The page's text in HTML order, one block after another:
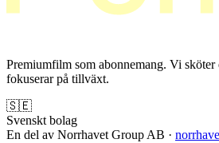
Premiumfilm som abonnemang. Vi
fokuserar på tillväxt.
🇸🇪
Svenskt bolag
En del av Norrhavet Group AB ·